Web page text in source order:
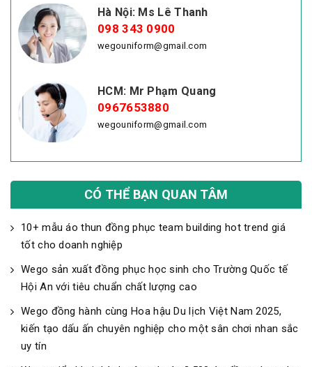
Hà Nội: Ms Lê Thanh
098 343 0900
wegouniform@gmail.com
HCM: Mr Phạm Quang
0967653880
wegouniform@gmail.com
CÓ THỂ BẠN QUAN TÂM
10+ mẫu áo thun đồng phục team building hot trend giá
tốt cho doanh nghiệp
Wego sản xuất đồng phục học sinh cho Trường Quốc tế
Hội An với tiêu chuẩn chất lượng cao
Wego đồng hành cùng Hoa hậu Du lịch Việt Nam 2025,
kiến tạo dấu ấn chuyên nghiệp cho một sân chơi nhan sắc
uy tín